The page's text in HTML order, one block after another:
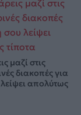
μαζί στις
διακοπές για
απολύτως